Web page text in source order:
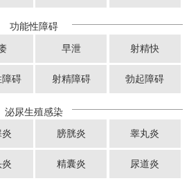
功能性障碍
早泄 射精快
障碍 射精障碍 勃起障碍
泌尿生殖感染
炎 膀胱炎 睾丸炎
炎 精囊炎 尿道炎